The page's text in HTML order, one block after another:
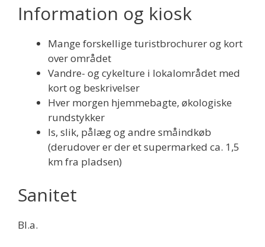
Information og kiosk
Mange forskellige turistbrochurer og kort
over området
Vandre- og cykelture i lokalområdet med
kort og beskrivelser
Hver morgen hjemmebagte, økologiske
rundstykker
Is, slik, pålæg og andre småindkøb
(derudover er der et supermarked ca. 1,5
km fra pladsen)
Sanitet
Bl.a.